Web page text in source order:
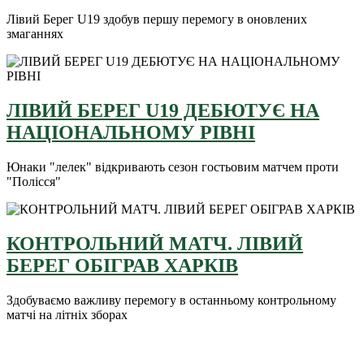
Лівий Берег U19 здобув першу перемогу в оновлених
змаганнях
ЛІВИЙ БЕРЕГ U19 ДЕБЮТУЄ НА
НАЦІОНАЛЬНОМУ РІВНІ
Юнаки "лелек" відкривають сезон гостьовим матчем проти
"Полісся"
КОНТРОЛЬНИЙ МАТЧ. ЛІВИЙ
БЕРЕГ ОБІГРАВ ХАРКІВ
Здобуваємо важливу перемогу в останньому контрольному
матчі на літніх зборах